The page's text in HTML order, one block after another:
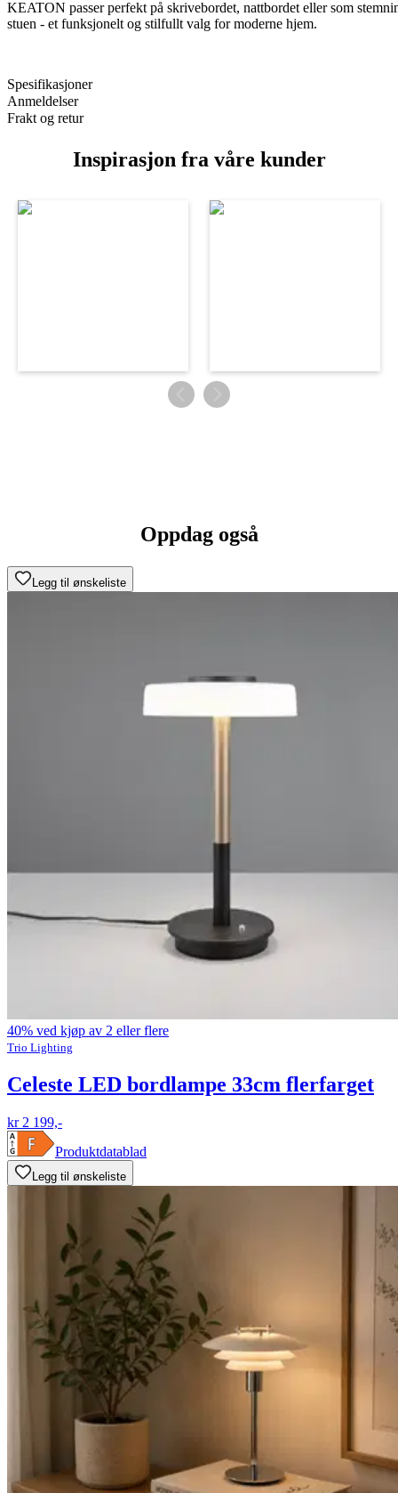
KEATON passer perfekt på skrivebordet, nattbordet eller som
stuen - et funksjonelt og stilfullt valg for moderne hjem.
Spesifikasjoner
Anmeldelser
Frakt og retur
Inspirasjon fra våre kunder
Oppdag også
Legg til ønskeliste
40% ved kjøp av 2 eller flere
Trio Lighting
Celeste LED bordlampe 33cm flerfarget
kr 2 199,-
Produktdatablad
Legg til ønskeliste